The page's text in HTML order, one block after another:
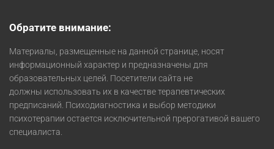
Обратите внимание:
Материалы, размещенные на данной странице, носят
информационный характер и предназначены для
образовательных целей. Посетители сайта не
должны использовать их в качестве терапевтических
предписаний. Психодиагностика и выбор методики
психотерапии остается исключительной прерогативой вашего
специалиста.